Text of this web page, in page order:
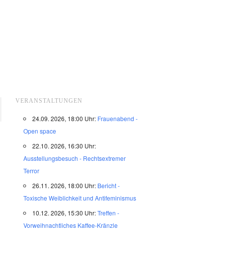
VERANSTALTUNGEN
24.09. 2026, 18:00 Uhr: Frauenabend -
Open space
22.10. 2026, 16:30 Uhr:
Ausstellungsbesuch - Rechtsextremer
Terror
26.11. 2026, 18:00 Uhr: Bericht -
Toxische Weiblichkeit und Antifeminismus
10.12. 2026, 15:30 Uhr:Treffen -
Vorweihnachtliches Kaffee-Kränzle